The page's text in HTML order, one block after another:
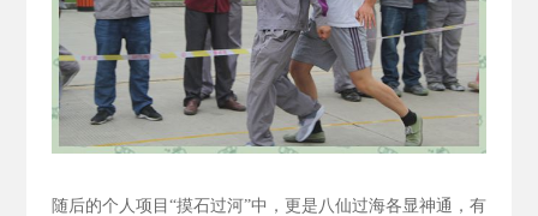
随后的个人项目“摸石过河”中，更是八仙过海各显神通，有